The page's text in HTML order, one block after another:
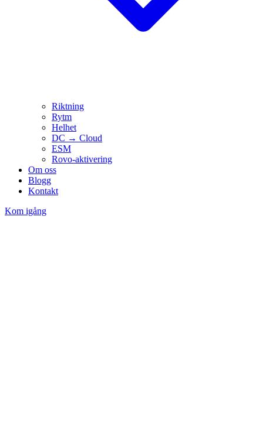
Riktning
Rytm
Helhet
DC → Cloud
ESM
Rovo-aktivering
Om oss
Blogg
Kontakt
Kom igång